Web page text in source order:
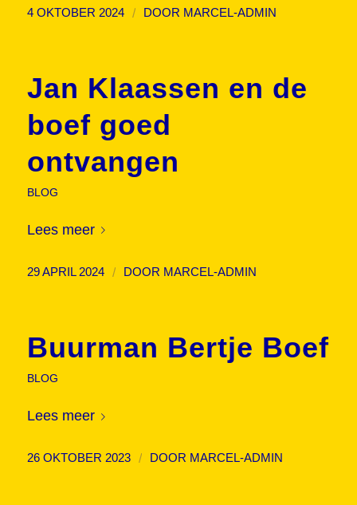
4 OKTOBER 2024 / DOOR MARCEL-ADMIN
Jan Klaassen en de
boef goed
ontvangen
BLOG
Lees meer
29 APRIL 2024 / DOOR MARCEL-ADMIN
Buurman Bertje Boef
BLOG
Lees meer
26 OKTOBER 2023 / DOOR MARCEL-ADMIN